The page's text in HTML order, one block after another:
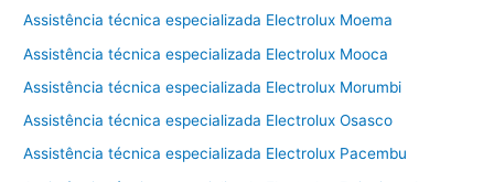
Assistência técnica especializada Electrolux Moema
Assistência técnica especializada Electrolux Mooca
Assistência técnica especializada Electrolux Morumbi
Assistência técnica especializada Electrolux Osasco
Assistência técnica especializada Electrolux Pacembu